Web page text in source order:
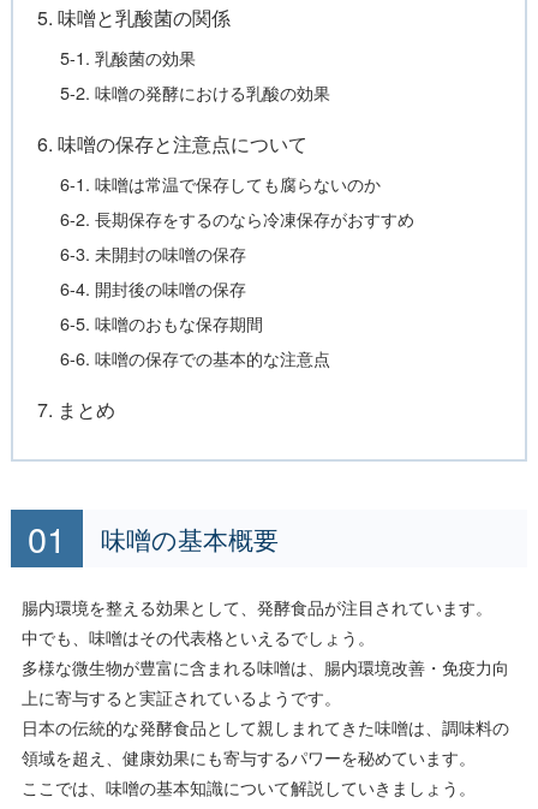
5. 味噌と乳酸菌の関係
5-1. 乳酸菌の効果
5-2. 味噌の発酵における乳酸の効果
6. 味噌の保存と注意点について
6-1. 味噌は常温で保存しても腐らないのか
6-2. 長期保存をするのなら冷凍保存がおすすめ
6-3. 未開封の味噌の保存
6-4. 開封後の味噌の保存
6-5. 味噌のおもな保存期間
6-6. 味噌の保存での基本的な注意点
7. まとめ
味噌の基本概要
腸内環境を整える効果として、発酵食品が注目されています。
中でも、味噌はその代表格といえるでしょう。
多様な微生物が豊富に含まれる味噌は、腸内環境改善・免疫力向
上に寄与すると実証されているようです。
日本の伝統的な発酵食品として親しまれてきた味噌は、調味料の
領域を超え、健康効果にも寄与するパワーを秘めています。
ここでは、味噌の基本知識について解説していきましょう。